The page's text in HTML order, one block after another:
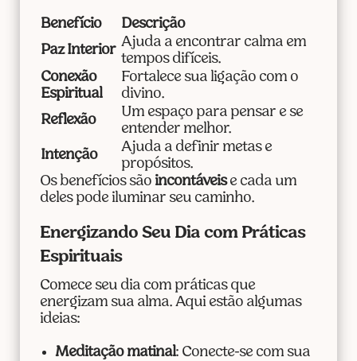
Benefício
Descrição
Paz Interior
Ajuda a encontrar calma em
tempos difíceis.
Conexão
Espiritual
Fortalece sua ligação com o
divino.
Reflexão
Um espaço para pensar e se
entender melhor.
Intenção
Ajuda a definir metas e
propósitos.
Os benefícios são incontáveise cada um
deles pode iluminar seu caminho.
Energizando Seu Dia com Práticas
Espirituais
Comece seu dia com práticas que
energizam sua alma. Aqui estão algumas
ideias:
Meditação matinal: Conecte-se com sua